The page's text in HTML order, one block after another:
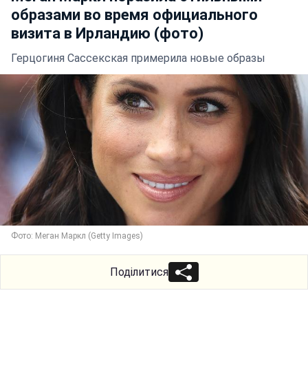
образами во время официального
визита в Ирландию (фото)
Герцогиня Сассекская примерила новые образы
Фото: Меган Маркл (Getty Images)
Поділитися